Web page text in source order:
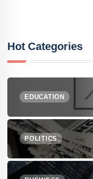
Hot Categories
EDUCATION
POLITICS